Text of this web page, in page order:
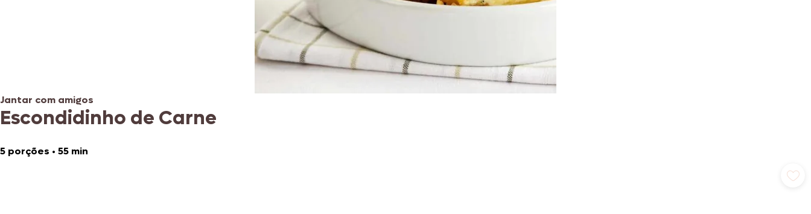
Jantar com amigos
Escondidinho de Carne
5 porções • 55 min